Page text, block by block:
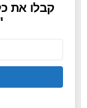
קבלו את